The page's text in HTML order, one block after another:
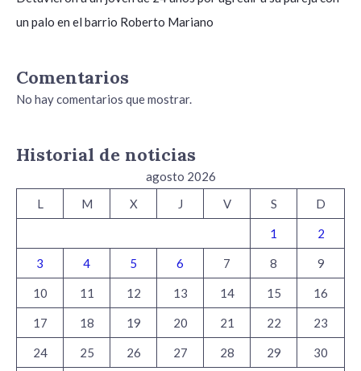
un palo en el barrio Roberto Mariano
Comentarios
No hay comentarios que mostrar.
Historial de noticias
agosto 2026
L
M X J V S D
1 2
3 4 5 6 7 8 9
10 11 12 13 14 15 16
17 18 19 20 21 22 23
24 25 26 27 28 29 30